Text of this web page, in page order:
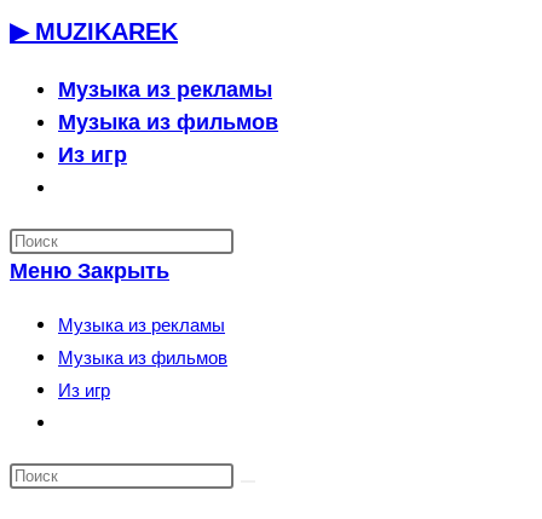
Перейти
содержимому
▶ MUZIKAREK
Музыка из рекламы
Музыка из фильмов
Из игр
по
веб-
сайту
Меню Закрыть
Музыка из рекламы
Музыка из фильмов
Из игр
по